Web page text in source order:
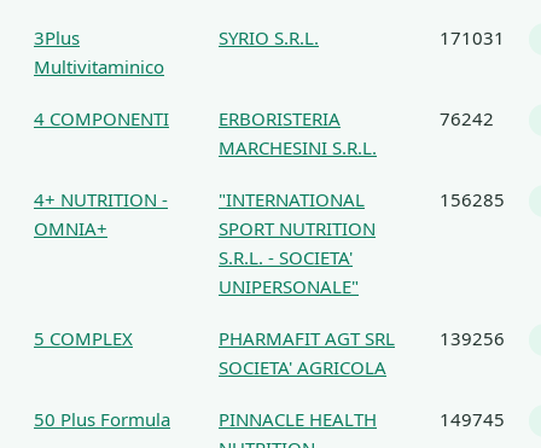
3Plus
Multivitaminico
SYRIO S.R.L. 171031
4 COMPONENTI
ERBORISTERIA
MARCHESINI S.R.L.
76242
4+ NUTRITION -
OMNIA+
"INTERNATIONAL
SPORT NUTRITION
S.R.L. - SOCIETA'
UNIPERSONALE"
156285
5 COMPLEX
PHARMAFIT AGT SRL
SOCIETA' AGRICOLA
139256
50 Plus Formula
PINNACLE HEALTH
149745